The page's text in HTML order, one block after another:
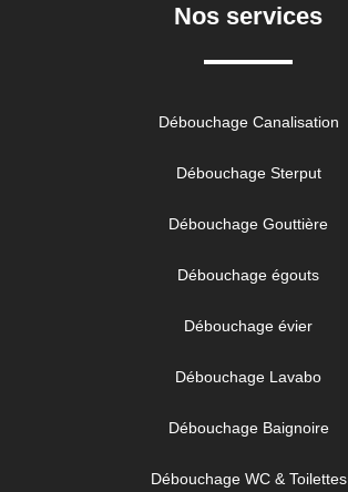
Nos services
Débouchage Canalisation
Débouchage Sterput
Débouchage Gouttière
Débouchage égouts
Débouchage évier
Débouchage Lavabo
Débouchage Baignoire
Débouchage WC & Toilettes